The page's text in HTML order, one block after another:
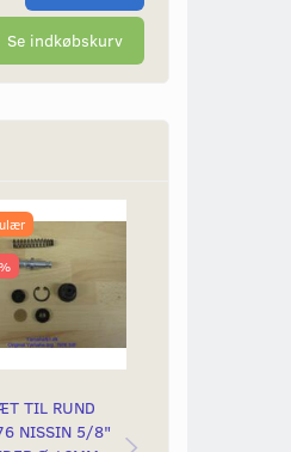
Se indkøbskurv
TIL RUND
NISSIN 5/8"